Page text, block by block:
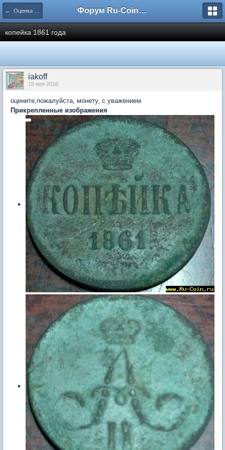
← Оценка монет царской России Форум Ru-Coin.ru
копейка 1861 года
iakoff
15 ноя 2016
оцените,пожалуйста, монету, с уважением
Прикрепленные изображения